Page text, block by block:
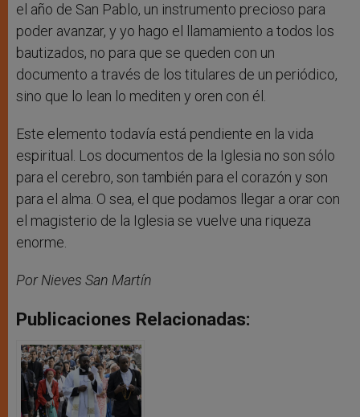
el año de San Pablo, un instrumento precioso para
poder avanzar, y yo hago el llamamiento a todos los
bautizados, no para que se queden con un
documento a través de los titulares de un periódico,
sino que lo lean lo mediten y oren con él.
Este elemento todavía está pendiente en la vida
espiritual. Los documentos de la Iglesia no son sólo
para el cerebro, son también para el corazón y son
para el alma. O sea, el que podamos llegar a orar con
el magisterio de la Iglesia se vuelve una riqueza
enorme.
Por Nieves San Martín
Publicaciones Relacionadas: